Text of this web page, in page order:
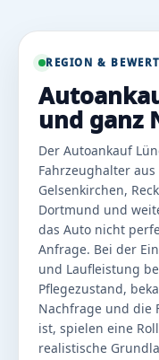
REGION &
und ganz
Der Autoankauf
Fahrzeughalter
Gelsenkirchen,
Dortmund und
das Auto nicht
Anfrage. Bei der
und Laufleistung
Pflegezustand,
Nachfrage und die
ist, spielen eine
realistische